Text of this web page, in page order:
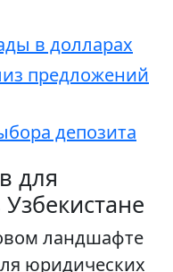
в долларах
предложений
депозита
для
ландшафте
юридических